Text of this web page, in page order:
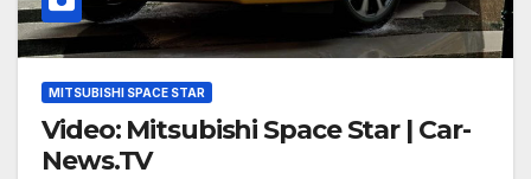
MITSUBISHI SPACE STAR
Video: Mitsubishi Space Star | Car-
News.TV